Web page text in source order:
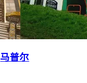
马普尔